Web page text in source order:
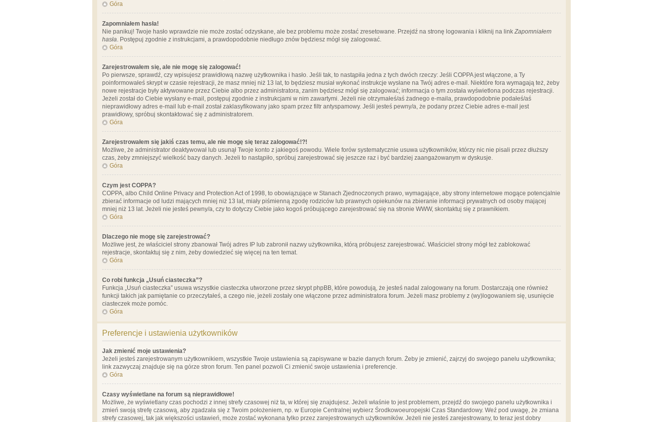
Góra
Zapomniałem hasła!
Nie panikuj! Twoje hasło wprawdzie nie może zostać odzyskane, ale bez problemu może zostać zresetowane. Przejdź na stronę logowania i kliknij na link Zapomniałem
hasła. Postępuj zgodnie z instrukcjami, a prawdopodobnie niedługo znów będziesz mógł się zalogować.
Góra
Zarejestrowałem się, ale nie mogę się zalogować!
Po pierwsze, sprawdź, czy wpisujesz prawidłową nazwę użytkownika i hasło. Jeśli tak, to nastąpiła jedna z tych dwóch rzeczy: Jeśli COPPA jest włączone, a Ty
poinformowałeś skrypt w czasie rejestracji, że masz mniej niż 13 lat, to będziesz musiał wykonać instrukcje wysłane na Twój adres e-mail. Niektóre fora wymagają też, żeby
nowe rejestracje były aktywowane przez Ciebie albo przez administratora, zanim będziesz mógł się zalogować; informacja o tym została wyświetlona podczas rejestracji.
Jeżeli został do Ciebie wysłany e-mail, postępuj zgodnie z instrukcjami w nim zawartymi. Jeżeli nie otrzymałeś/aś żadnego e-maila, prawdopodobnie podałeś/aś
nieprawidłowy adres e-mail lub e-mail został zaklasyfikowany jako spam przez filtr antyspamowy. Jeśli jesteś pewny/a, że podany przez Ciebie adres e-mail jest
prawidłowy, spróbuj skontaktować się z administratorem.
Góra
Zarejestrowałem się jakiś czas temu, ale nie mogę się teraz zalogować!?!
Możliwe, że administrator deaktywował lub usunął Twoje konto z jakiegoś powodu. Wiele forów systematycznie usuwa użytkowników, którzy nic nie pisali przez dłuższy
czas, żeby zmniejszyć wielkość bazy danych. Jeżeli to nastąpiło, spróbuj zarejestrować się jeszcze raz i być bardziej zaangażowanym w dyskusje.
Góra
Czym jest COPPA?
COPPA, albo Child Online Privacy and Protection Act of 1998, to obowiązujące w Stanach Zjednoczonych prawo, wymagające, aby strony internetowe mogące potencjalnie
zbierać informacje od ludzi mających mniej niż 13 lat, miały piśmienną zgodę rodziców lub prawnych opiekunów na zbieranie informacji prywatnych od osoby mającej
mniej niż 13 lat. Jeżeli nie jesteś pewny/a, czy to dotyczy Ciebie jako kogoś próbującego zarejestrować się na stronie WWW, skontaktuj się z prawnikiem.
Góra
Dlaczego nie mogę się zarejestrować?
Możliwe jest, że właściciel strony zbanował Twój adres IP lub zabronił nazwy użytkownika, którą próbujesz zarejestrować. Właściciel strony mógł też zablokować
rejestracje, skontaktuj się z nim, żeby dowiedzieć się więcej na ten temat.
Góra
Co robi funkcja „Usuń ciasteczka”?
Funkcja „Usuń ciasteczka” usuwa wszystkie ciasteczka utworzone przez skrypt phpBB, które powodują, że jesteś nadal zalogowany na forum. Dostarczają one również
funkcji takich jak pamiętanie co przeczytałeś, a czego nie, jeżeli zostały one włączone przez administratora forum. Jeżeli masz problemy z (wy)logowaniem się, usunięcie
ciasteczek może pomóc.
Góra
Preferencje i ustawienia użytkowników
Jak zmienić moje ustawienia?
Jeżeli jesteś zarejestrowanym użytkownikiem, wszystkie Twoje ustawienia są zapisywane w bazie danych forum. Żeby je zmienić, zajrzyj do swojego panelu użytkownika;
link zazwyczaj znajduje się na górze stron forum. Ten panel pozwoli Ci zmienić swoje ustawienia i preferencje.
Góra
Czasy wyświetlane na forum są nieprawidłowe!
Możliwe, że wyświetlany czas pochodzi z innej strefy czasowej niż ta, w której się znajdujesz. Jeżeli właśnie to jest problemem, przejdź do swojego panelu użytkownika i
zmień swoją strefę czasową, aby zgadzała się z Twoim położeniem, np. w Europie Centralnej wybierz Środkowoeuropejski Czas Standardowy. Weź pod uwagę, że zmiana
strefy czasowej, tak jak większości ustawień, może zostać wykonana tylko przez zarejestrowanych użytkowników. Jeżeli nie jesteś zarejestrowany, to teraz jest dobry